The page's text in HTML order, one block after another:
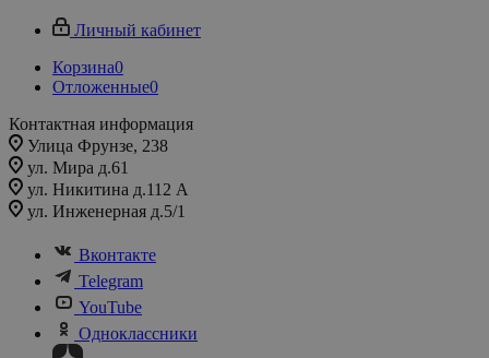
Личный кабинет
Корзина0
Отложенные0
Контактная информация
Улица Фрунзе, 238​
ул. Мира д.61
ул. Никитина д.112 А
ул. Инженерная д.5/1
Вконтакте
Telegram
YouTube
Одноклассники